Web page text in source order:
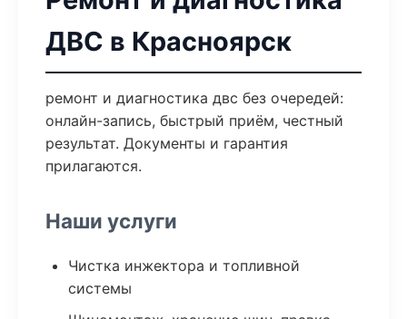
ДВС в Красноярск
ремонт и диагностика двс без очередей:
онлайн-запись, быстрый приём, честный
результат. Документы и гарантия
прилагаются.
Наши услуги
Чистка инжектора и топливной
системы